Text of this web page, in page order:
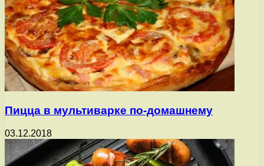
Пицца в мультиварке по-домашнему
03.12.2018